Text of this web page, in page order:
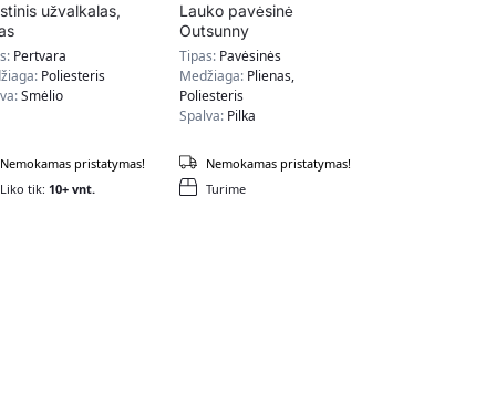
užvalkalas,
Pertvara
Poliesteris
Smėlio
Liko tik: 10+ vnt.
Nemokamas pristatymas!
Lauko pavėsinė
Outsunny
294x294x265cm.,
pilkos spalvos
Tipas: Pavėsinės
Medžiaga: Plienas,
Poliesteris
Spalva: Pilka
Turime
Nemokamas pristatymas!